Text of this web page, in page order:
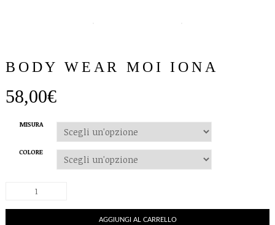
BODY WEAR MOI IONA
58,00€
MISURA
COLORE
MOI
AGGIUNGI AL CARRELLO